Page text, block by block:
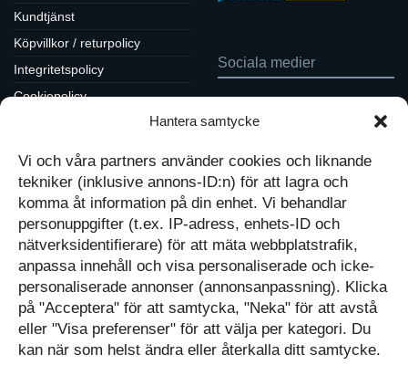
Hantera samtycke
Vi och våra partners använder cookies och liknande
tekniker (inklusive annons-ID:n) för att lagra och
komma åt information på din enhet. Vi behandlar
personuppgifter (t.ex. IP-adress, enhets-ID och
nätverksidentifierare) för att mäta webbplatstrafik,
anpassa innehåll och visa personaliserade och icke-
personaliserade annonser (annonsanpassning). Klicka
på "Acceptera" för att samtycka, "Neka" för att avstå
eller "Visa preferenser" för att välja per kategori. Du
kan när som helst ändra eller återkalla ditt samtycke.
Kundtjänst
Köpvillkor / returpolicy
Integritetspolicy
Cookiepolicy
Kassan
Sociala medier
Tavlor på Instagram
Diskutera på LinkedIn
Varukorg
Inga produkter i varukorgen.
GÅ TILLBAKA TILL
BUTIKEN
Kunskapat
Med barn och ungas
nyfikenhet som inspiration
skapar vi design som
förmedlar kunskap till en ny
generation.